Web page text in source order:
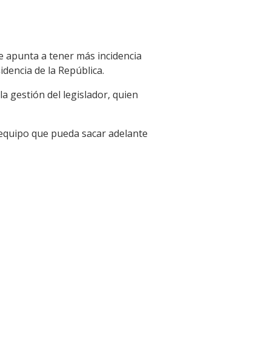
apunta a tener más incidencia
de la República.
gestión del legislador, quien
que pueda sacar adelante